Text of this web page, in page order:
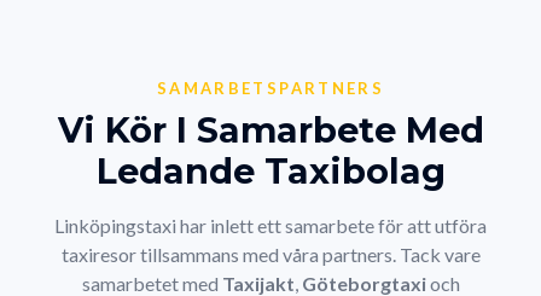
SAMARBETSPARTNERS
Vi Kör I Samarbete Med
Ledande Taxibolag
Linköpingstaxi har inlett ett samarbete för att utföra
taxiresor tillsammans med våra partners. Tack vare
samarbetet med Taxijakt, Göteborgtaxioch